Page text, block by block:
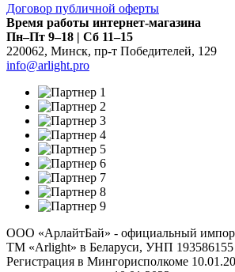
Договор публичной оферты
Время работы интернет-магазина
Пн–Пт 9–18 | Сб 11–15
220062, Минск, пр-т Победителей, 129
info@arlight.pro
ООО «АрлайтБай» - официальный
ТМ «Arlight» в Беларуси, УНП 193586155
Регистрация в Мингорисполкоме